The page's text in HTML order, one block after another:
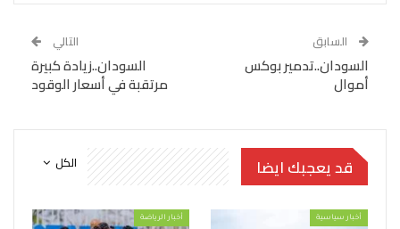
السابق
السودان..تدمير بوكس
أموال
التالي
السودان..زيادة كبيرة
مرتقبة في أسعار الوقود
الكل قد يعجبك ايضا
أخبار سياسية أخبار الرياضة